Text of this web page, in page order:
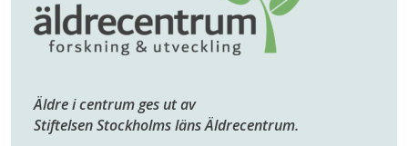
Äldre i centrum ges ut av
Stiftelsen Stockholms läns Äldrecentrum.